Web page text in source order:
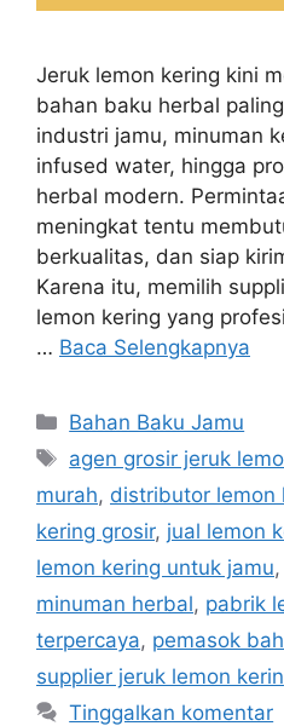
Jeruk lemon kering kini
bahan baku herbal
industri jamu, minuman
infused water, hingga
herbal modern.
meningkat tentu
berkualitas, dan siap
Karena itu, memilih
lemon kering yang
… Baca Selengkapnya
Kategori
Bahan Baku Jamu
Tag
agen grosir jeruk
murah, distributor lemon
kering grosir, jual lemon
lemon kering untuk jamu,
minuman herbal, pabrik
terpercaya, pemasok
supplier jeruk lemon
Tinggalkan komentar